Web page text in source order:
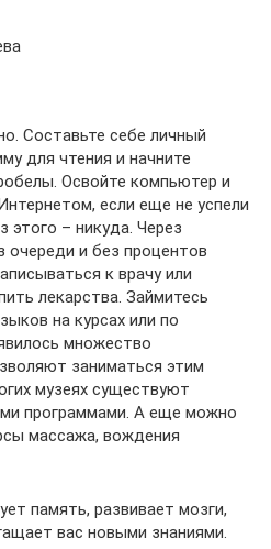
Составьте себе личный
для чтения и начните
Освойте компьютер и
если еще не успели
этого – никуда. Через
и без процентов
к врачу или
лекарства. Займитесь
на курсах или по
множество
заниматься этим
музеях существуют
программами. А еще можно
массажа, вождения
память, развивает мозги,
вас новыми знаниями.